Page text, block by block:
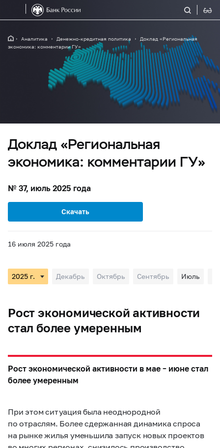
Аналитика Денежно-кредитная политика
Доклад «Региональная
экономика: комментарии ГУ»
Доклад «Региональная
экономика: комментарии ГУ»
№ 37, июль 2025 года
Скачать
16 июля 2025 года
Декабрь Октябрь Сентябрь Июль
Рост экономической активности
стал более умеренным
Рост экономической активности в мае – июне стал
более умеренным
При этом ситуация была неоднородной
по отраслям. Более сдержанная динамика спроса
на рынке жилья уменьшила запуск новых проектов